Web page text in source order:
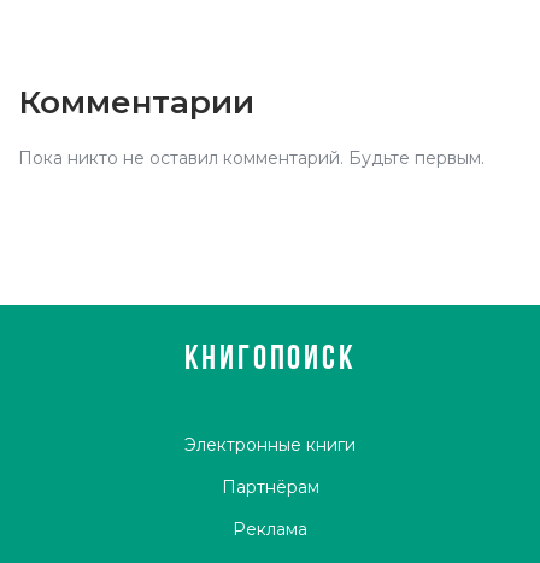
Комментарии
Пока никто не оставил комментарий. Будьте первым.
КНИГОПОИСК
Электронные книги
Партнёрам
Реклама